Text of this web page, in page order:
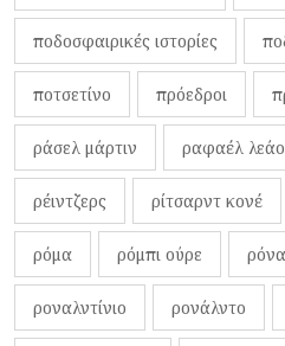
ποδοσφαιρικές ιστορίες
ποτσετίνο πρόεδροι
ράσελ μάρτιν ραφαέλ λεάο
ρέιντζερς ρίτσαρντ κονέ
ρόμα ρόμπι ούρε
ροναλντίνιο ρονάλντο